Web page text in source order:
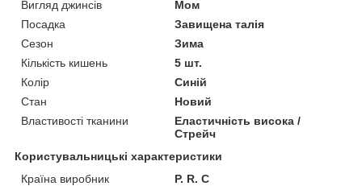
Вигляд джинсів
Мом
Посадка
Завищена талія
Сезон
Зима
Кількість кишень
5 шт.
Колір
Синій
Стан
Новий
Властивості тканини
Еластичність висока /
Стрейч
Користувальницькі характеристики
Країна виробник
P. R. C